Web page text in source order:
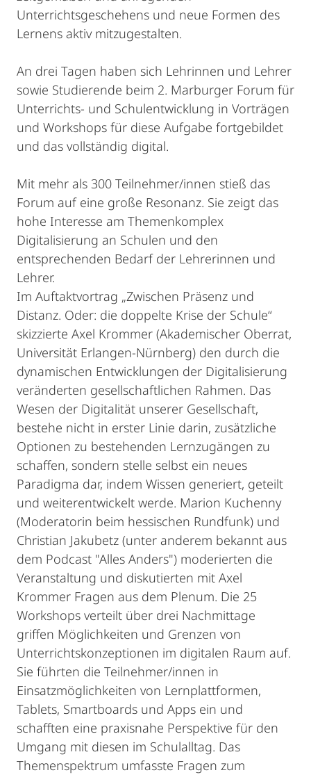
Unterrichtsgeschehens und neue Formen des
Lernens aktiv mitzugestalten.
An drei Tagen haben sich Lehrinnen und Lehrer
sowie Studierende beim 2. Marburger Forum für
Unterrichts- und Schulentwicklung in Vorträgen
und Workshops für diese Aufgabe fortgebildet
und das vollständig digital.
Mit mehr als 300 Teilnehmer/innen stieß das
Forum auf eine große Resonanz. Sie zeigt das
hohe Interesse am Themenkomplex
Digitalisierung an Schulen und den
entsprechenden Bedarf der Lehrerinnen und
Lehrer.
Im Auftaktvortrag „Zwischen Präsenz und
Distanz. Oder: die doppelte Krise der Schule“
skizzierte Axel Krommer (Akademischer Oberrat,
Universität Erlangen-Nürnberg) den durch die
dynamischen Entwicklungen der Digitalisierung
veränderten gesellschaftlichen Rahmen. Das
Wesen der Digitalität unserer Gesellschaft,
bestehe nicht in erster Linie darin, zusätzliche
Optionen zu bestehenden Lernzugängen zu
schaffen, sondern stelle selbst ein neues
Paradigma dar, indem Wissen generiert, geteilt
und weiterentwickelt werde. Marion Kuchenny
(Moderatorin beim hessischen Rundfunk) und
Christian Jakubetz (unter anderem bekannt aus
dem Podcast "Alles Anders") moderierten die
Veranstaltung und diskutierten mit Axel
Krommer Fragen aus dem Plenum. Die 25
Workshops verteilt über drei Nachmittage
griffen Möglichkeiten und Grenzen von
Unterrichtskonzeptionen im digitalen Raum auf.
Sie führten die Teilnehmer/innen in
Einsatzmöglichkeiten von Lernplattformen,
Tablets, Smartboards und Apps ein und
schafften eine praxisnahe Perspektive für den
Umgang mit diesen im Schulalltag. Das
Themenspektrum umfasste Fragen zum